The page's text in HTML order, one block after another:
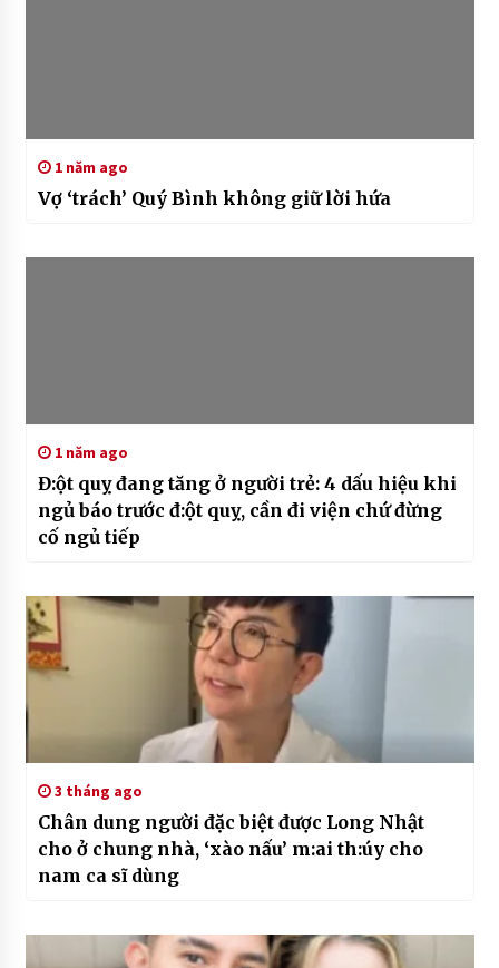
1 năm ago
Vợ ‘trách’ Quý Bình không giữ lời hứa
1 năm ago
Đ:ột quỵ đang tăng ở người trẻ: 4 dấu hiệu khi
ngủ báo trước đ:ột quỵ, cần đi viện chứ đừng
cố ngủ tiếp
3 tháng ago
Chân dung người đặc biệt được Long Nhật
cho ở chung nhà, ‘xào nấu’ m:ai th:úy cho
nam ca sĩ dùng